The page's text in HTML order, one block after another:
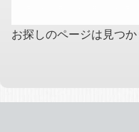
お探しのページは見つか